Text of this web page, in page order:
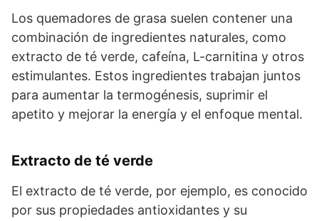
Los quemadores de grasa suelen contener una
combinación de ingredientes naturales, como
extracto de té verde, cafeína, L-carnitina y otros
estimulantes. Estos ingredientes trabajan juntos
para aumentar la termogénesis, suprimir el
apetito y mejorar la energía y el enfoque mental.
Extracto de té verde
El extracto de té verde, por ejemplo, es conocido
por sus propiedades antioxidantes y su